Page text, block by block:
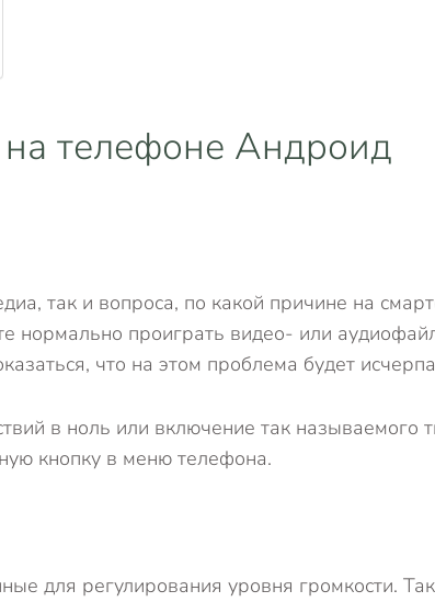
на телефоне Андроид
так и вопроса, по какой причине на
нормально проиграть видео- или
что на этом проблема будет
в ноль или включение так называемого
кнопку в меню телефона.
для регулирования уровня громкости.